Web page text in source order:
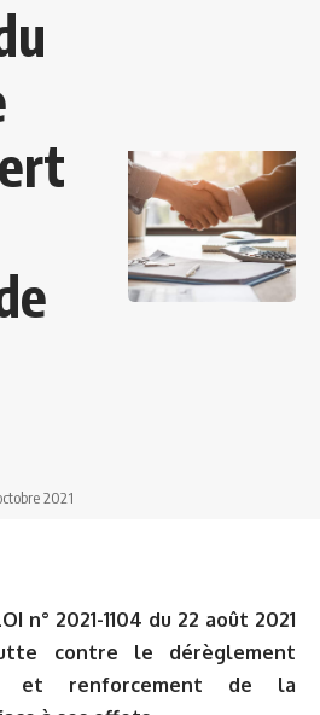
2021
n° 2021-1104 du 22 août 2021
contre le dérèglement
et renforcement de la